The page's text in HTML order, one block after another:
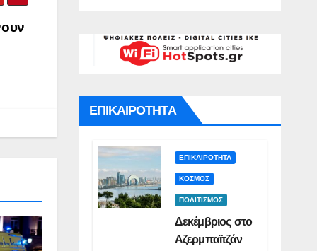
της
ΕΠΙΚΑΙΡΟΤΗΤΑ
ΕΠΙΚΑΙΡΟΤΗΤΑ
ΚΟΣΜΟΣ
ΠΟΛΙΤΙΣΜΟΣ
Δεκέμβριος στο
Αζερμπαϊτζάν